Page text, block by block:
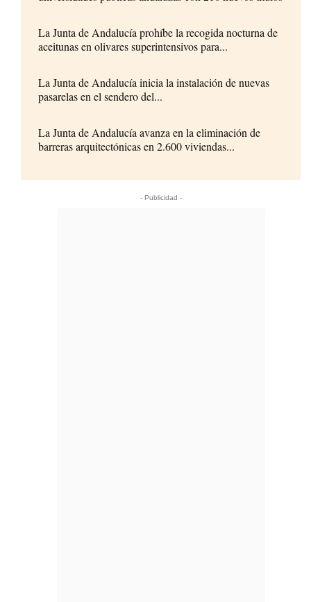
La Junta de Andalucía prohíbe la recogida nocturna de
aceitunas en olivares superintensivos para...
La Junta de Andalucía inicia la instalación de nuevas
pasarelas en el sendero del...
La Junta de Andalucía avanza en la eliminación de
barreras arquitectónicas en 2.600 viviendas...
- Publicidad -